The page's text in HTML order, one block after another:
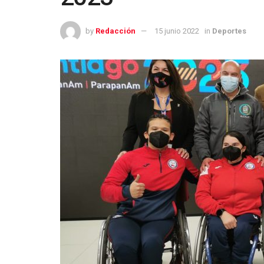
by Redacción 15 junio 2022 in Deportes